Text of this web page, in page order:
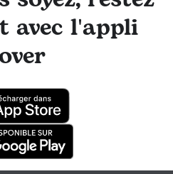
avec l'appli